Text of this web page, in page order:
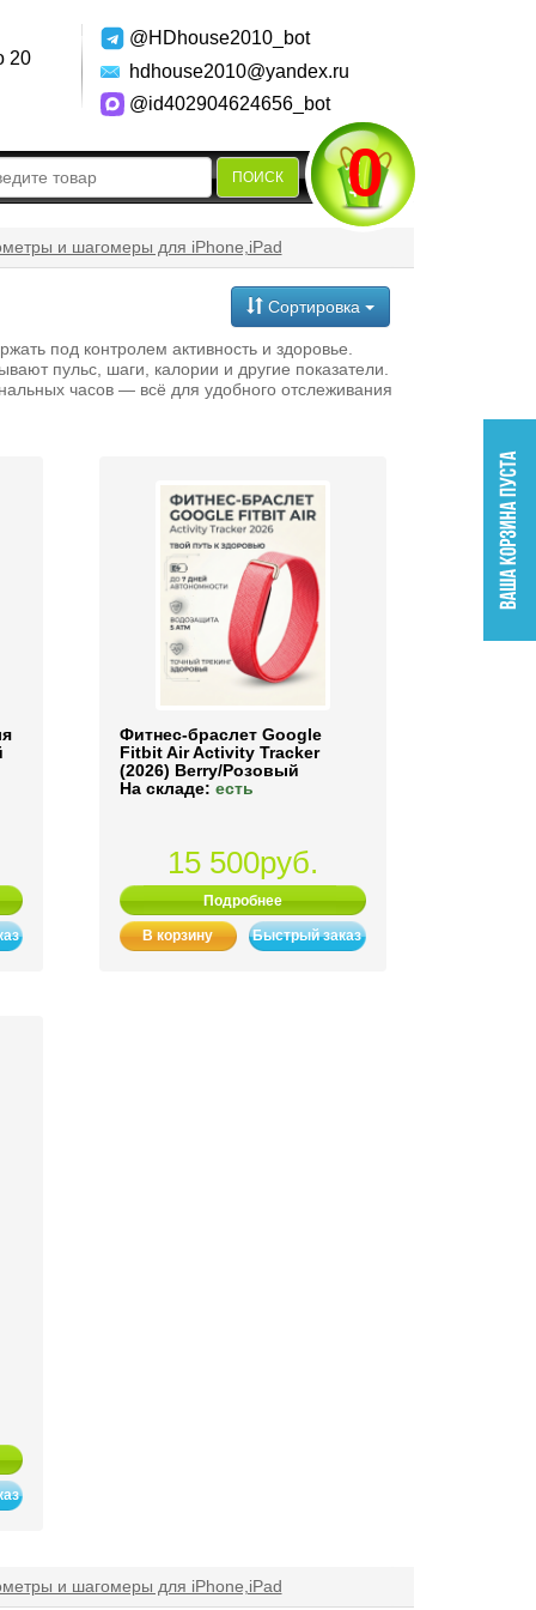
20
@HDhouse2010_bot
hdhouse2010@yandex.ru
@id402904624656_bot
ПОИСК 0
и шагомеры для iPhone,iPad
Сортировка
под контролем активность и здоровье.
пульс, шаги, калории и другие показатели.
часов — всё для удобного отслеживания
Фитнес-браслет Google
Fitbit Air Activity Tracker
(2026) Berry/Розовый
На складе: есть
15 500руб.
Подробнее
В корзину Быстрый заказ
и шагомеры для iPhone,iPad